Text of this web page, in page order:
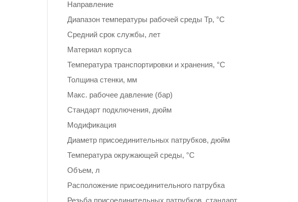
Направление
Диапазон температуры рабочей среды Тр, °С
Средний срок службы, лет
Материал корпуса
Температура транспортировки и хранения, °С
Толщина стенки, мм
Макс. рабочее давление (бар)
Стандарт подключения, дюйм
Модификация
Диаметр присоединительных патрубков, дюйм
Температура окружающей среды, °С
Объем, л
Расположение присоединительного патрубка
Резьба присоединительных патрубков, стандарт